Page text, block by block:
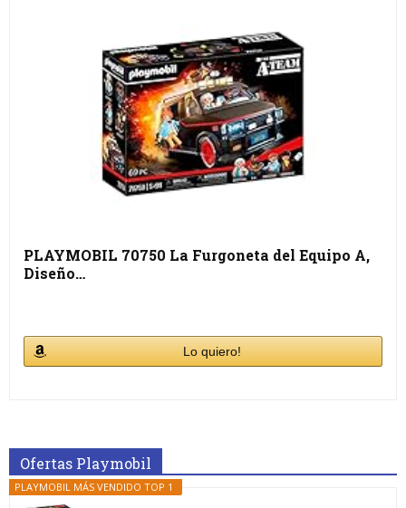
PLAYMOBIL 70750 La Furgoneta del Equipo A,
Diseño…
Lo quiero!
Ofertas Playmobil
PLAYMOBIL MÁS VENDIDO TOP 1